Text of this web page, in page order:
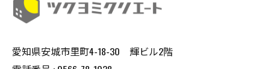
愛知県安城市里町4-18-30 輝ビル2階